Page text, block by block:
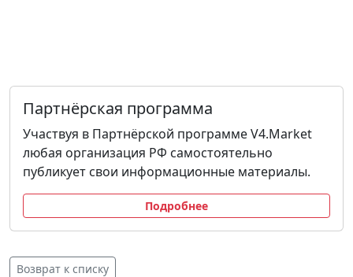
Партнёрская программа
Участвуя в Партнёрской программе V4.Market
любая организация РФ самостоятельно
публикует свои информационные материалы.
Подробнее
Возврат к списку